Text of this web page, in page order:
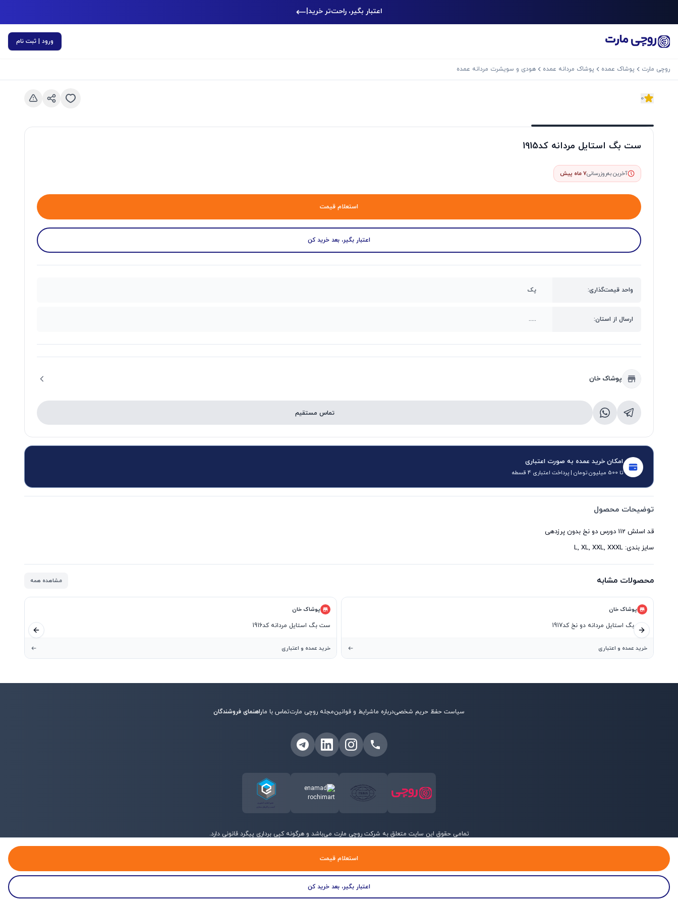
اعتبار بگیر، راحت‌تر خرید کن|
ورود | ثبت نام
روچی مارت پوشاک عمده پوشاک مردانه عمده هودی و سویشرت مردانه عمده
0
ست بگ استایل مردانه کد1915
آخرین به‌روزرسانی7 ماه پیش
استعلام قیمت
اعتبار بگیر، بعد خرید کن
واحد قیمت‌گذاری: پک
ارسال از استان: .....
پوشاک خان
تماس مستقیم
امکان خرید عمده به صورت اعتباری
تا 500 میلیون تومان | پرداخت اعتباری 4 قسطه
توضیحات محصول
سایز بندی: L, XL, XXL, XXXL
محصولات مشابه مشاهده همه
پوشاک خان
ست بگ استایل مردانه کد1916
خرید عمده و اعتباری
پوشاک خان
ست بگ استایل مردانه دو نخ کد1917
خرید عمده و اعتباری
اسلاید قبلی اسلاید بعدی
استعلام قیمت
اعتبار بگیر، بعد خرید کن
سیاست حفظ حریم شخصیدرباره ماشرایط و قوانینمجله روچی مارتتماس با ماراهنمای فروشندگان
تمامی حقوق این سایت متعلق به شرکت روچی مارت می‌باشد و هرگونه کپی برداری پیگرد قانونی دارد.
©
2026روچی مارت - تمامی حقوق محفوظ است.
خانه منو جستجو پروفایل